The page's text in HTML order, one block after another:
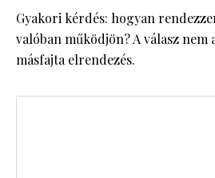
Gyakori kérdés: hogyan
valóban működjön? A válasz nem
másfajta elrendezés.